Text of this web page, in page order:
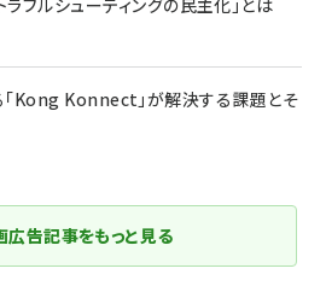
Kong Konnect」が解決する課題とそ
広告記事をもっと見る